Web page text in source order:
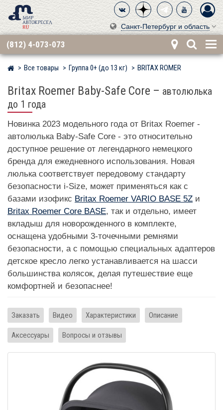
Санкт-Петербург и область
(812) 4-073-073
Мир детских автокресел
Все товары Группа 0+ (до 13 кг) BRITAX RÖMER
Britax Roemer Baby-Safe Core – автолюлька
до 1 года
Новинка 2023 модельного года от Britax Roemer -
автолюлька Baby-Safe Core - это относительно
доступное решение от легендарного немецкого
бренда для ежедневного использования. Новая
люлька соответствует передовому стандарту
безопасности i-Size, может применяться как с
базами изофикс Britax Roemer VARIO BASE 5Z и
Britax Roemer Core BASE, так и отдельно, имеет
вкладыш для новорожденного в комплекте,
оснащена удобными 3-точечными ремнями
безопасности, а с помощью специальных адаптеров
детское кресло легко устанавливается на шасси
большинства колясок, делая путешествие еще
комфортней и безопаснее!
Заказать Видео Характеристики Описание
Аксессуары Вопросы и отзывы